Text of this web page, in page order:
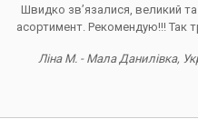
Швидко звʼязалися, великий та
асортимент. Рекомендую!!! Так
Ліна М. - Мала Данилівка,